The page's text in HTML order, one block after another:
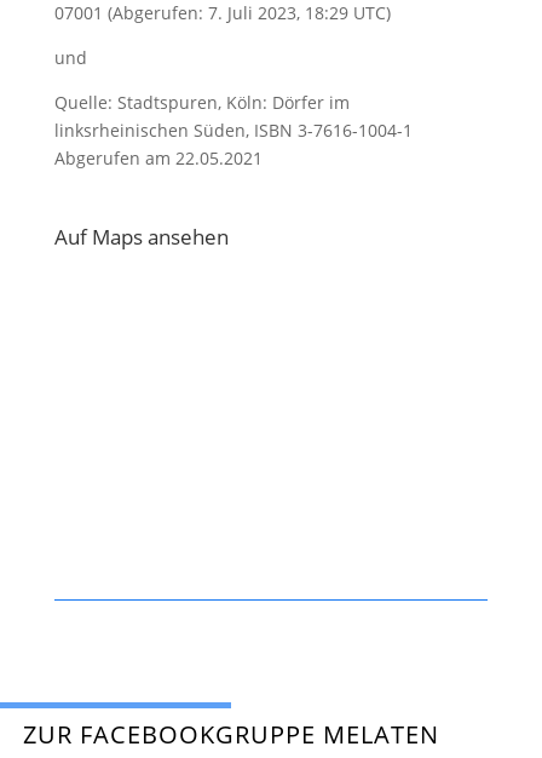
07001 (Abgerufen: 7. Juli 2023, 18:29 UTC)
und
Quelle: Stadtspuren, Köln: Dörfer im
linksrheinischen Süden, ISBN 3-7616-1004-1
Abgerufen am 22.05.2021
Auf Maps ansehen
ZUR FACEBOOKGRUPPE MELATEN